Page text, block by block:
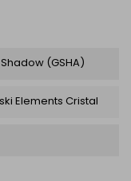
(GSHA)
Elements Cristal